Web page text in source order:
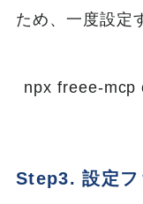
ため、一度設定
npx freee-mcp
Step3. 設定フ